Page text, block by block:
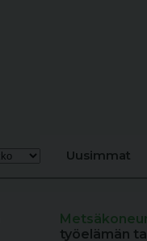
Uusimmat
työelämän